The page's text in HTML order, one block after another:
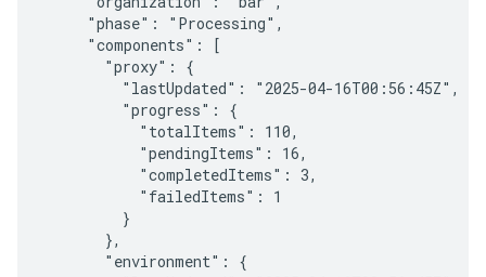
     "phase": "Processing",
     "components": [
       "proxy": {
         "lastUpdated": "2025-04-16T00:56:45Z",
         "progress": {
           "totalItems": 110,
           "pendingItems": 16,
           "completedItems": 3,
           "failedItems": 1
         }
       },
       "environment": {